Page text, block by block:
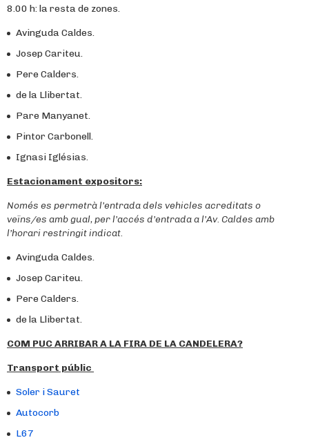
8.00 h: la resta de zones.
Avinguda Caldes.
Josep Cariteu.
Pere Calders.
de la Llibertat.
Pare Manyanet.
Pintor Carbonell.
Ignasi Iglésias.
Estacionament expositors:
Només es permetrà l’entrada dels vehicles acreditats o
veïns/es amb gual, per l’accés d’entrada a l’Av. Caldes amb
l’horari restringit indicat.
Avinguda Caldes.
Josep Cariteu.
Pere Calders.
de la Llibertat.
COM PUC ARRIBAR A LA FIRA DE LA CANDELERA?
Transport públic
Soler i Sauret
Autocorb
L67